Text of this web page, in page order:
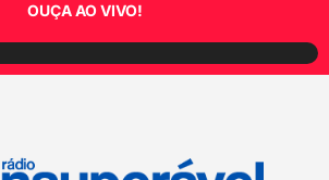
OUÇA AO VIVO!